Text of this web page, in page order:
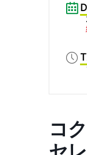
コ